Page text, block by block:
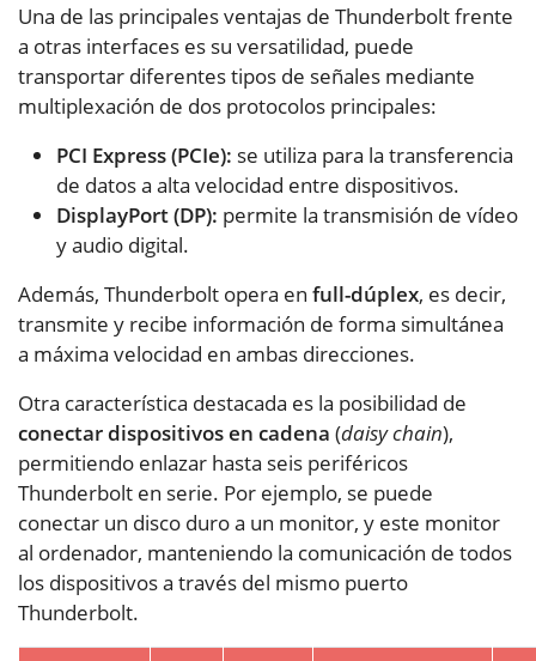
Una de las principales ventajas de Thunderbolt frente
a otras interfaces es su versatilidad, puede
transportar diferentes tipos de señales mediante
multiplexación de dos protocolos principales:
PCI Express (PCIe): se utiliza para la transferencia
de datos a alta velocidad entre dispositivos.
DisplayPort (DP): permite la transmisión de vídeo
y audio digital.
Además, Thunderbolt opera en full-dúplex, es decir,
transmite y recibe información de forma simultánea
a máxima velocidad en ambas direcciones.
Otra característica destacada es la posibilidad de
conectar dispositivos en cadena (daisy chain),
permitiendo enlazar hasta seis periféricos
Thunderbolt en serie. Por ejemplo, se puede
conectar un disco duro a un monitor, y este monitor
al ordenador, manteniendo la comunicación de todos
los dispositivos a través del mismo puerto
Thunderbolt.